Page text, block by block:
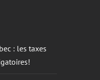
: les taxes